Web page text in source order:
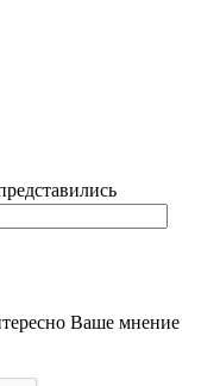
Ваше мнение